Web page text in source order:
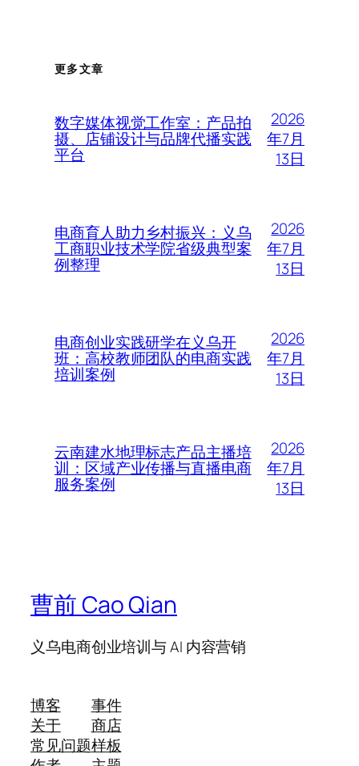
更多文章
数字媒体视觉工作室：产品拍
摄、店铺设计与品牌代播实践
平台
2026
年7月
13日
电商育人助力乡村振兴：义乌
工商职业技术学院省级典型案
例整理
2026
年7月
13日
电商创业实践研学在义乌开
班：高校教师团队的电商实践
培训案例
2026
年7月
13日
云南建水地理标志产品主播培
训：区域产业传播与直播电商
服务案例
2026
年7月
13日
曹前 Cao Qian
义乌电商创业培训与 AI 内容营销
博客
关于
常见问题
事件
商店
样板